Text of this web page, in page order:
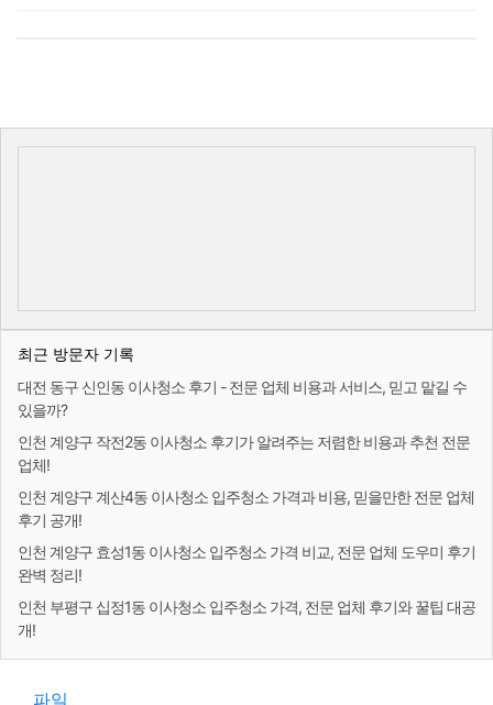
최근 방문자 기록
대전 동구 신인동 이사청소 후기 - 전문 업체 비용과 서비스, 믿고 맡길 수
있을까?
인천 계양구 작전2동 이사청소 후기가 알려주는 저렴한 비용과 추천 전문
업체!
인천 계양구 계산4동 이사청소 입주청소 가격과 비용, 믿을만한 전문 업체
후기 공개!
인천 계양구 효성1동 이사청소 입주청소 가격 비교, 전문 업체 도우미 후기
완벽 정리!
인천 부평구 십정1동 이사청소 입주청소 가격, 전문 업체 후기와 꿀팁 대공
개!
파일